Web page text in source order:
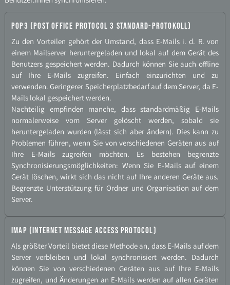
POP3 (Post Office Protocol 3 Standard-​Protokoll)
Zu den Vorteilen gehört der Umstand, dass E-​Mails i. d. R. von
einem Mailserver heruntergeladen und lokal auf dem Gerät des
Benutzers gespeichert werden. Dadurch können Sie auch offline
auf Ihre E-​Mails zugreifen. Einfach einzurichten und zu
verwenden. Geringerer Speicherplatzbedarf auf dem Server, da E-​
Mails lokal gespeichert werden.
Nachteilig empfinden manche, dass standardmäßig E-​Mails
normalerweise vom Server gelöscht werden, sobald sie
heruntergeladen wurden (lässt sich aber ändern). Dies kann zu
Problemen führen, wenn Sie von verschiedenen Geräten aus auf
Ihre E-​Mails zugreifen möchten. Es bestehen begrenzte
Synchronisierungsmöglichkeiten: Wenn Sie E-​Mails auf einem
Gerät löschen, wirkt sich das nicht auf Ihre anderen Geräte aus.
Begrenzte Unterstützung für Ordner und Organisation auf dem
Server.
IMAP (Internet Message Access Protocol)
Als größter Vorteil bietet diese Methode an, dass E-​Mails auf dem
Server verbleiben und lokal synchronisiert werden. Dadurch
können Sie von verschiedenen Geräten aus auf Ihre E-​Mails
zugreifen, und Änderungen an E-​Mails werden auf allen Geräten